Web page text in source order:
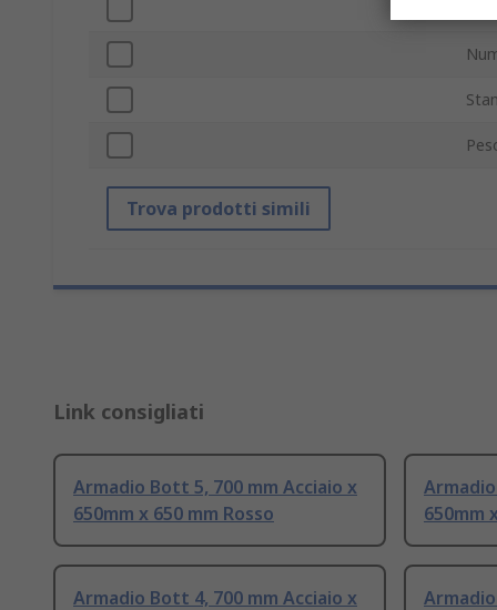
Trova prodotti simili
Link consigliati
Armadio Bott 5, 700 mm Acciaio x
650mm x 650 mm Rosso
650mm
Armadio Bott 4, 700 mm Acciaio x